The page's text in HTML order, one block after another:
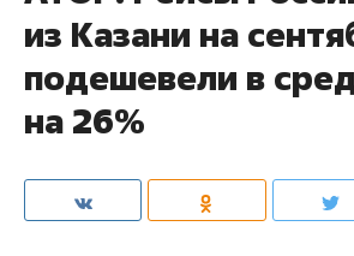
из Казани на
подешевели в
на 26%